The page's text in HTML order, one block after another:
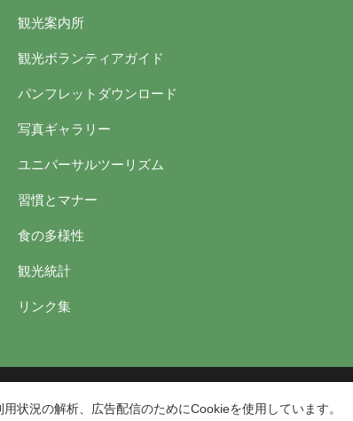
観光案内所
観光ボランティアガイド
パンフレットダウンロード
写真ギャラリー
ユニバーサルツーリズム
習慣とマナー
食の多様性
観光統計
リンク集
東京都台東区東上野4丁目5番6号
状況の解析、広告配信のためにCookieを使用しています。